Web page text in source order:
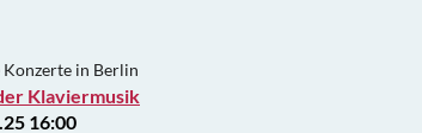
Konzerte in Berlin
Klaviermusik
16:00